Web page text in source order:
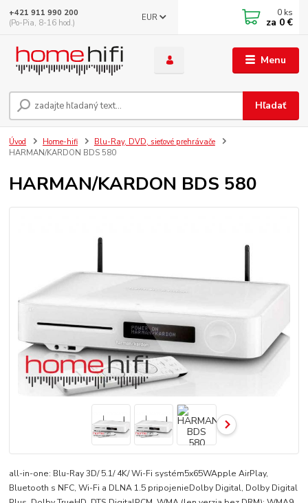
Menu
EUR
Hľadať
+421 911 990 200
(Po-Pia, 8-16 hod.)
0 ks
za 0 €
Úvod Home-hifi
Blu-Ray, DVD, sieťové prehrávače
HARMAN/KARDON BDS 580
HARMAN/KARDON BDS 580
all-in-one: Blu-Ray 3D/ 5.1/ 4K/ Wi-Fi systém5x65WApple AirPlay,
Bluetooth s NFC, Wi-Fi a DLNA 1.5 pripojenieDolby Digital, Dolby Digital